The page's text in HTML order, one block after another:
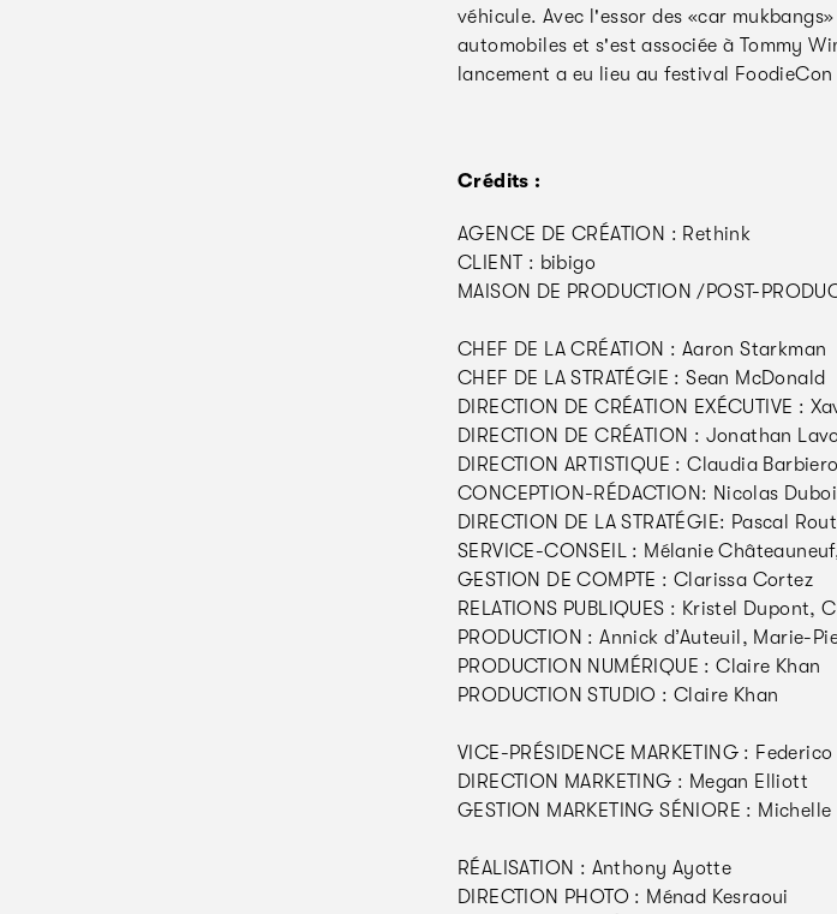
véhicule. Avec l'essor des «car
automobiles et s'est associée à Tommy
lancement a eu lieu au festival
Crédits :
AGENCE DE CRÉATION : Rethink
CLIENT : bibigo
MAISON DE PRODUCTION /POST-
CHEF DE LA CRÉATION : Aaron Starkman
CHEF DE LA STRATÉGIE : Sean McDonald
DIRECTION DE CRÉATION EXÉCUTIVE :
DIRECTION DE CRÉATION : Jonathan
DIRECTION ARTISTIQUE : Claudia Barbiero
CONCEPTION-RÉDACTION: Nicolas
DIRECTION DE LA STRATÉGIE: Pascal
SERVICE-CONSEIL : Mélanie
GESTION DE COMPTE : Clarissa Cortez
RELATIONS PUBLIQUES : Kristel
PRODUCTION : Annick d’Auteuil, Marie-
PRODUCTION NUMÉRIQUE : Claire Khan
PRODUCTION STUDIO : Claire Khan
VICE-PRÉSIDENCE MARKETING :
DIRECTION MARKETING : Megan Elliott
GESTION MARKETING SÉNIORE :
RÉALISATION : Anthony Ayotte
DIRECTION PHOTO : Ménad Kesraoui